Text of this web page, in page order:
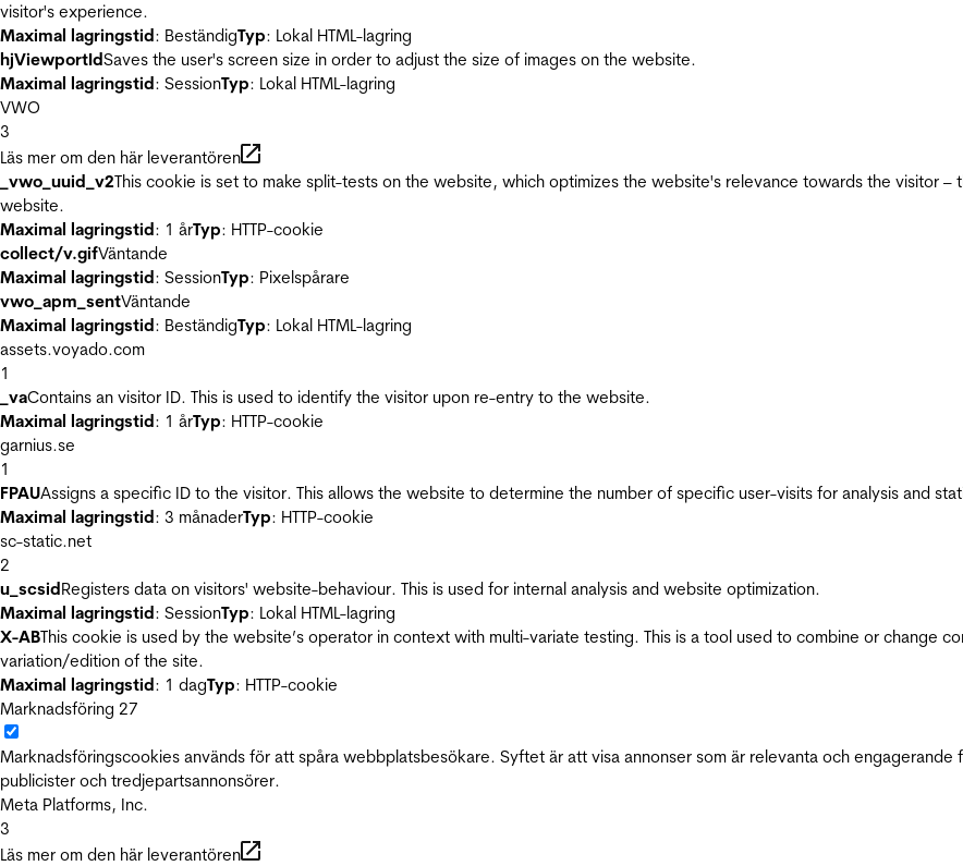
visitor's experience.
Maximal lagringstid: BeständigTyp: Lokal HTML-lagring
hjViewportIdSaves the user's screen size in order to adjust the size of images on the website.
Maximal lagringstid: SessionTyp: Lokal HTML-lagring
VWO
3
Läs mer om den här leverantören
_vwo_uuid_v2This cookie is set to make split-tests on the website, which optimizes the website's relevance towards the visitor
website.
Maximal lagringstid: 1 årTyp: HTTP-cookie
collect/v.gifVäntande
Maximal lagringstid: SessionTyp: Pixelspårare
vwo_apm_sentVäntande
Maximal lagringstid: BeständigTyp: Lokal HTML-lagring
assets.voyado.com
1
_vaContains an visitor ID. This is used to identify the visitor upon re-entry to the website.
Maximal lagringstid: 1 årTyp: HTTP-cookie
garnius.se
1
FPAUAssigns a specific ID to the visitor. This allows the website to determine the number of specific user-visits for analysis and
Maximal lagringstid: 3 månaderTyp: HTTP-cookie
sc-static.net
2
u_scsidRegisters data on visitors' website-behaviour. This is used for internal analysis and website optimization.
Maximal lagringstid: SessionTyp: Lokal HTML-lagring
X-ABThis cookie is used by the website’s operator in context with multi-variate testing. This is a tool used to combine or change
variation/edition of the site.
Maximal lagringstid: 1 dagTyp: HTTP-cookie
Marknadsföring 27
Marknadsföringscookies används för att spåra webbplatsbesökare. Syftet är att visa annonser som är relevanta och
publicister och tredjepartsannonsörer.
Meta Platforms, Inc.
3
Läs mer om den här leverantören